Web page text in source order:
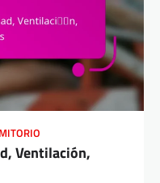
Ventilación,